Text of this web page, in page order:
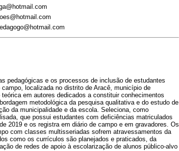
pedagógicas e os processos de inclusão de estudantes
localizada no distrito de Aracê, município de
em autores dedicados a constituir conhecimentos
metodológica da pesquisa qualitativa e do estudo de
da municipalidade e da escola. Seleciona, como
que possui estudantes com deficiências matriculados
2019 e os registra em diário de campo e em gravadores. Os
com classes multisseriadas sofrem atravessamentos da
como os currículos são planejados e praticados, da
de redes de apoio à escolarização de alunos público-alvo